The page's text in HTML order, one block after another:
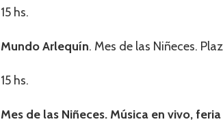
15 hs.
Mundo Arlequín. Mes de las Niñeces.
15 hs.
Mes de las Niñeces. Música en vivo,